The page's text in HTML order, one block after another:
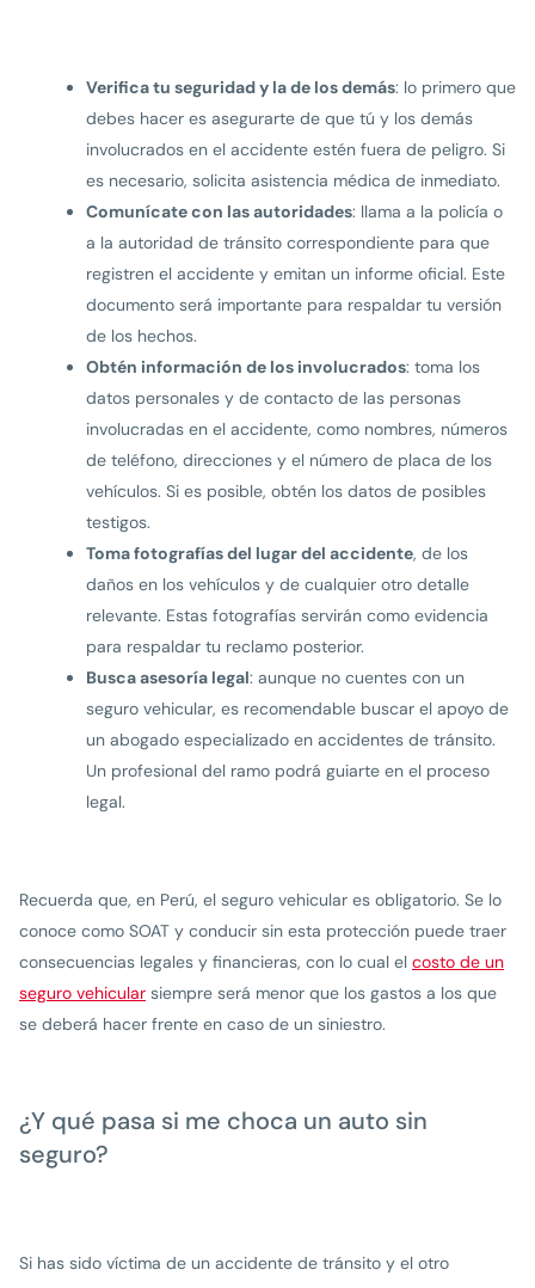
Verifica tu seguridad y la de los demás: lo primero que
debes hacer es asegurarte de que tú y los demás
involucrados en el accidente estén fuera de peligro. Si
es necesario, solicita asistencia médica de inmediato.
Comunícate con las autoridades: llama a la policía o
a la autoridad de tránsito correspondiente para que
registren el accidente y emitan un informe oficial. Este
documento será importante para respaldar tu versión
de los hechos.
Obtén información de los involucrados: toma los
datos personales y de contacto de las personas
involucradas en el accidente, como nombres, números
de teléfono, direcciones y el número de placa de los
vehículos. Si es posible, obtén los datos de posibles
testigos.
Toma fotografías del lugar del accidente, de los
daños en los vehículos y de cualquier otro detalle
relevante. Estas fotografías servirán como evidencia
para respaldar tu reclamo posterior.
Busca asesoría legal: aunque no cuentes con un
seguro vehicular, es recomendable buscar el apoyo de
un abogado especializado en accidentes de tránsito.
Un profesional del ramo podrá guiarte en el proceso
legal.
Recuerda que, en Perú, el seguro vehicular es obligatorio. Se lo
conoce como SOAT y conducir sin esta protección puede traer
consecuencias legales y financieras, con lo cual el costo de un
seguro vehicular siempre será menor que los gastos a los que
se deberá hacer frente en caso de un siniestro.
¿Y qué pasa si me choca un auto sin
seguro?
Si has sido víctima de un accidente de tránsito y el otro